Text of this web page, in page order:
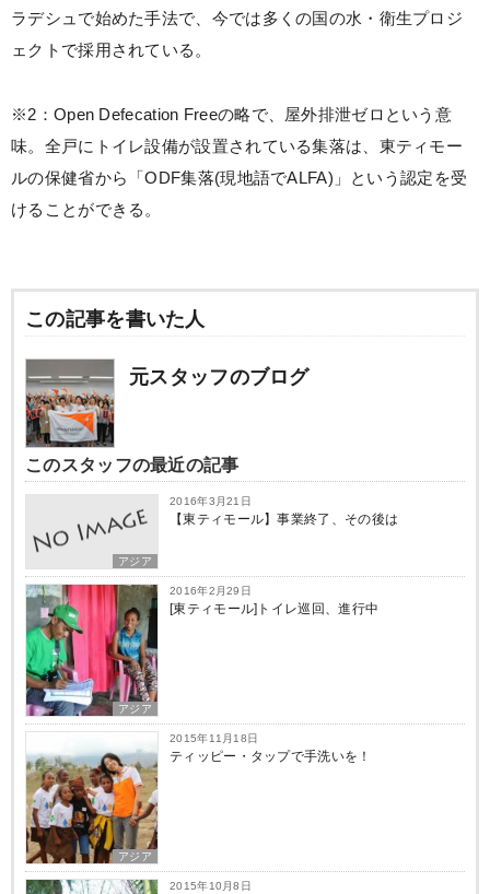
ラデシュで始めた手法で、今では多くの国の水・衛生プロジ
ェクトで採用されている。
※2：Open Defecation Freeの略で、屋外排泄ゼロという意
味。全戸にトイレ設備が設置されている集落は、東ティモー
ルの保健省から「ODF集落(現地語でALFA)」という認定を受
けることができる。
この記事を書いた人
元スタッフのブログ
このスタッフの最近の記事
アジア
2016年3月21日
【東ティモール】事業終了、その後は
アジア
2016年2月29日
[東ティモール]トイレ巡回、進行中
アジア
2015年11月18日
ティッピー・タップで手洗いを！
2015年10月8日